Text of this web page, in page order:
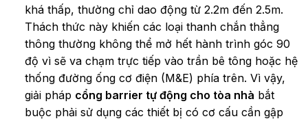
khá thấp, thường chỉ dao động từ 2.2m đến 2.5m.
Thách thức này khiến các loại thanh chắn thẳng
thông thường không thể mở hết hành trình góc 90
độ vì sẽ va chạm trực tiếp vào trần bê tông hoặc hệ
thống đường ống cơ điện (M&E) phía trên. Vì vậy,
giải pháp cổng barrier tự động cho tòa nhà bắt
buộc phải sử dụng các thiết bị có cơ cấu cần gập